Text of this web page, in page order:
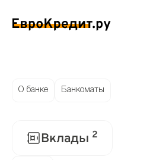
на карту
О банке Банкоматы
Вклады 2